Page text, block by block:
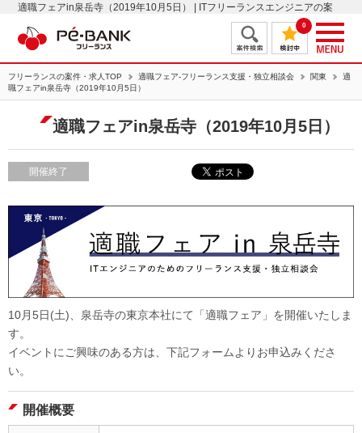
適職フェアin泉岳寺（2019年10月5日） | ITフリーランスエンジニアの案
0
フリーランスの案件・求人TOP 適職フェア-フリーランス支援・独立相談会 関東
適
職フェアin泉岳寺（2019年10月5日）
適職フェアin泉岳寺（2019年10月5日）
開催終了
10月5日(土)、泉岳寺の東京本社にて「適職フェア」を開催いたしま
す。
イベントにご興味のある方は、下記フォームよりお申込みくださ
い。
開催概要